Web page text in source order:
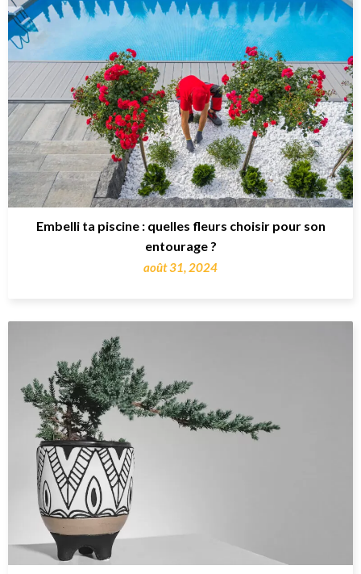
Embelli ta piscine : quelles fleurs choisir pour son
entourage ?
août 31, 2024